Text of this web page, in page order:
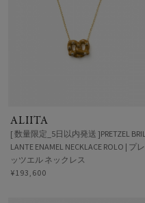
ALIITA
[ 数量限定_5日以内発送 ]PRETZEL BRIL
LANTE ENAMEL NECKLACE ROLO | プレ
ッツエル ネックレス
¥193,600